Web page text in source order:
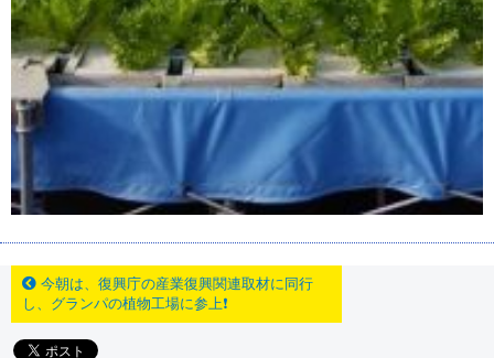
今朝は、復興庁の産業復興関連取材に同行
し、グランパの植物工場に参上❗